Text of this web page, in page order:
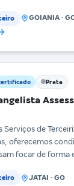
GOIANIA ·
Prata
Serviços de
oferecemos
focar de forma
JATAI · GO